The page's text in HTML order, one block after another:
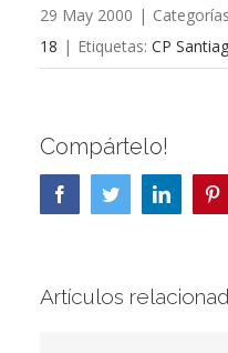
29 May 2000 |
18 | Etiquetas: CP
Compártelo!
FacebookTwitterLinkedIn
Artículos